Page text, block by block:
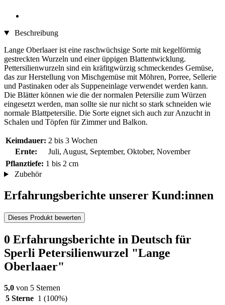
Beschreibung
Lange Oberlaaer ist eine raschwüchsige Sorte mit kegelförmig
gestreckten Wurzeln und einer üppigen Blattentwicklung.
Pettersilienwurzeln sind ein kräfitgwürzig schmeckendes Gemüse,
das zur Herstellung von Mischgemüse mit Möhren, Porree, Sellerie
und Pastinaken oder als Suppeneinlage verwendet werden kann.
Die Blätter können wie die der normalen Petersilie zum Würzen
eingesetzt werden, man sollte sie nur nicht so stark schneiden wie
normale Blattpetersilie. Die Sorte eignet sich auch zur Anzucht in
Schalen und Töpfen für Zimmer und Balkon.
Keimdauer: 2 bis 3 Wochen
Ernte:
Juli, August, September, Oktober, November
Pflanztiefe: 1 bis 2 cm
Zubehör
Erfahrungsberichte unserer Kund:innen
Dieses Produkt bewerten
0 Erfahrungsberichte in Deutsch für
Sperli Petersilienwurzel "Lange
Oberlaaer"
5,0 von 5 Sternen
5 Sterne 1 (100%)